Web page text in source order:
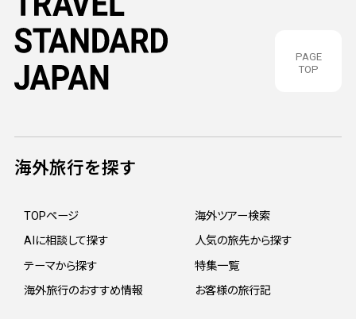
PAGE
TOP
海外旅行を探す
TOPページ
海外ツアー検索
AIに相談して探す
人気の旅先から探す
テーマから探す
特集一覧
海外旅行のおすすめ情報
お客様の旅行記